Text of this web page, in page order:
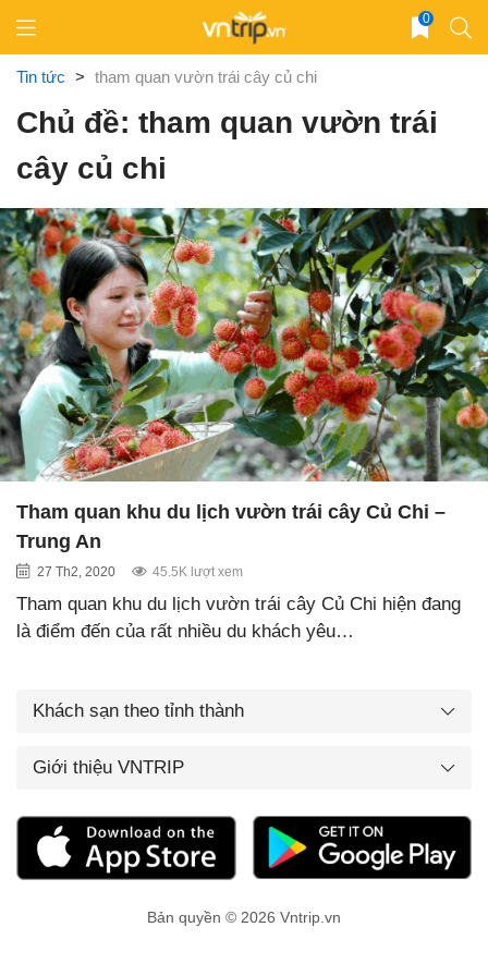
content
0
Tin tức > tham quan vườn trái cây củ chi
Chủ đề: tham quan vườn trái
cây củ chi
Tham quan khu du lịch vườn trái cây Củ Chi –
Trung An
27 Th2, 2020 45.5K lượt xem
Tham quan khu du lịch vườn trái cây Củ Chi hiện đang
là điểm đến của rất nhiều du khách yêu…
Khách sạn theo tỉnh thành
Giới thiệu VNTRIP
Bản quyền © 2026 Vntrip.vn